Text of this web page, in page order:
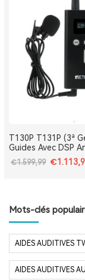
T130P T131P (3ª
Guides Avec DSP
Eiffel, Le Louvre,
€1.599,99
Mots-clés
AIDES AUDITIVES
AIDES AUDITIVES